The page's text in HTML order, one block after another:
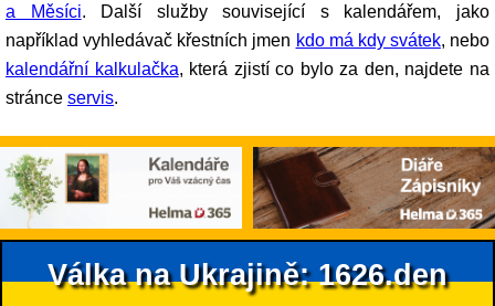
a Měsíci. Další služby související s kalendářem, jako
například vyhledávač křestních jmen kdo má kdy svátek, nebo
kalendářní kalkulačka, která zjistí co bylo za den, najdete na
stránce servis.
Válka na Ukrajině: 1626.den